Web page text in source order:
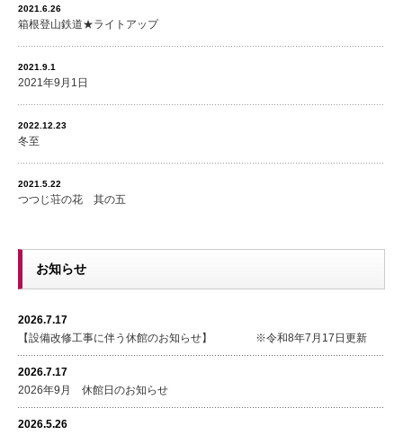
2021.6.26
箱根登山鉄道★ライトアップ
2021.9.1
2021年9月1日
2022.12.23
冬至
2021.5.22
つつじ荘の花 其の五
お知らせ
2026.7.17
【設備改修工事に伴う休館のお知らせ】 ※令和8年7月17日更新
2026.7.17
2026年9月 休館日のお知らせ
2026.5.26